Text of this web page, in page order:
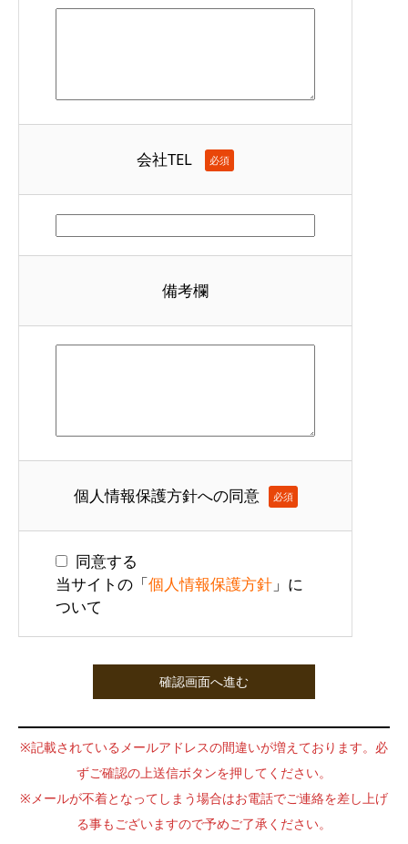
会社TEL 必須
備考欄
個人情報保護方針への同意 必須
同意する
当サイトの「個人情報保護方針 」に
ついて
※記載されているメールアドレスの間違いが増えております。必
ずご確認の上送信ボタンを押してください。
※メールが不着となってしまう場合はお電話でご連絡を差し上げ
る事もございますので予めご了承ください。